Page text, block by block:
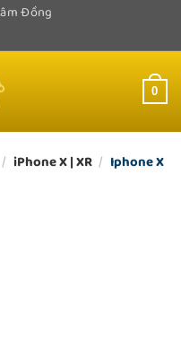
Đồng
0
/ iPhone X | XR / Iphone X